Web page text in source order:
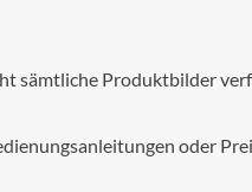
sämtliche Produktbilder
oder